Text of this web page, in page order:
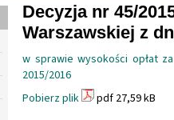
Decyzja nr 45/
Warszawskiej z
w sprawie wysokości opłat
2015/2016
Pobierz plik
pdf 27,59 kB